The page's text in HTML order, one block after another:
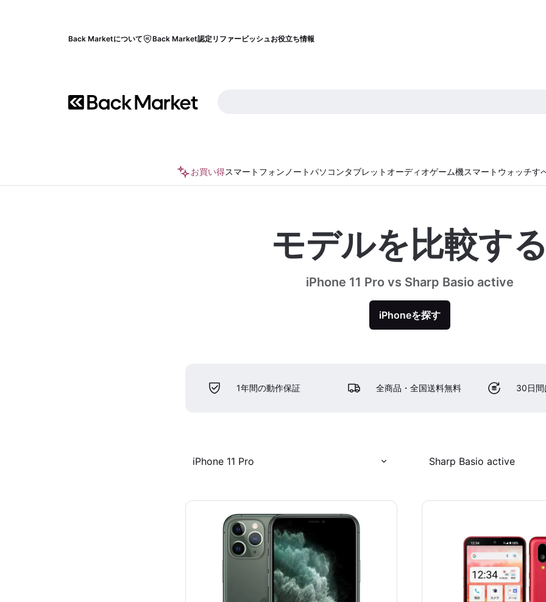
Back Marketについて Back Market認定リファービッシュお役立ち情報
お買い得スマートフォン ノートパソコンタブレット オーディオゲーム機スマートウォッチす
モデルを比較す
iPhone 11 Pro vs Sharp Basio active
iPhoneを探す
1年間の動作保証 全商品・全国送料無料 30日間
iPhone 11 Pro Sharp Basio active